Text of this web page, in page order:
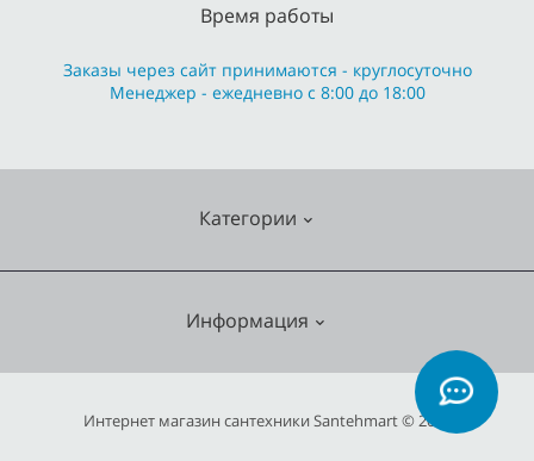
Категории
Информация
Время работы
Заказы через сайт принимаются - круглосуточно
Менеджер - ежедневно с 8:00 до 18:00
Интернет магазин сантехники Santehmart © 2026